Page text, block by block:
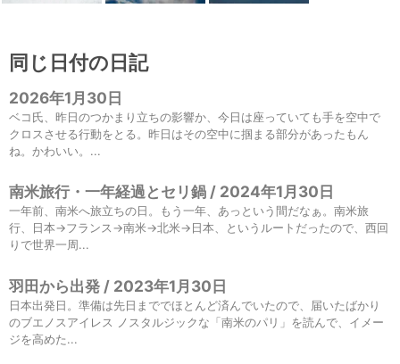
同じ日付の日記
2026年1月30日
ベコ氏、昨日のつかまり立ちの影響か、今日は座っていても手を空中で
クロスさせる行動をとる。昨日はその空中に掴まる部分があったもん
ね。かわいい。...
南米旅行・一年経過とセリ鍋 / 2024年1月30日
一年前、南米へ旅立ちの日。もう一年、あっという間だなぁ。南米旅
行、日本→フランス→南米→北米→日本、というルートだったので、西回
りで世界一周...
羽田から出発 / 2023年1月30日
日本出発日。準備は先日まででほとんど済んでいたので、届いたばかり
のブエノスアイレス ノスタルジックな「南米のパリ」を読んで、イメー
ジを高めた...